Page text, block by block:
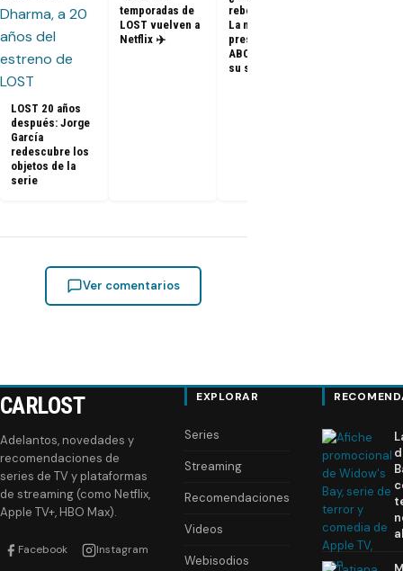
LOST 20 años
después: Jorge
García
redescubre los
objetos de la
serie
temporadas de
LOST vuelven a
Netflix ✈️
reboot de Lost?
La nueva
presidenta de
ABC dice que es
su sueño
Ver comentarios
CARLOST
Adelantos, novedades y
recomendaciones de
series de TV y plataformas
de streaming (como Netflix,
Apple TV+, HBO Max).
Facebook Instagram
EXPLORAR
Series
Streaming
Recomendaciones
Videos
Webisodios